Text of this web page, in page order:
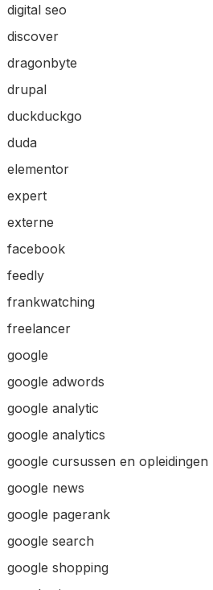
digital seo
discover
dragonbyte
drupal
duckduckgo
duda
elementor
expert
externe
facebook
feedly
frankwatching
freelancer
google
google adwords
google analytic
google analytics
google cursussen en opleidingen
google news
google pagerank
google search
google shopping